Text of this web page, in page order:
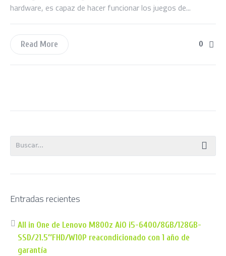
hardware, es capaz de hacer funcionar los juegos de...
0
Read More
Entradas recientes
All in One de Lenovo M800z AiO i5-6400/8GB/128GB-
SSD/21.5″FHD/W10P reacondicionado con 1 año de
garantía